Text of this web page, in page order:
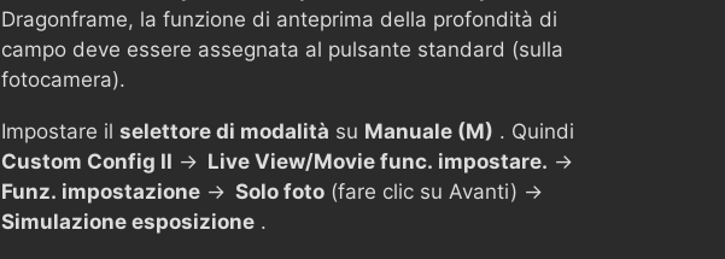
Dragonframe, la funzione di anteprima della profondità di
campo deve essere assegnata al pulsante standard (sulla
fotocamera).
Impostare il selettore di modalità su Manuale (M) . Quindi
Custom Config II -> Live View/Movie func. impostare. ->
Funz. impostazione -> Solo foto (fare clic su Avanti) ->
Simulazione esposizione .